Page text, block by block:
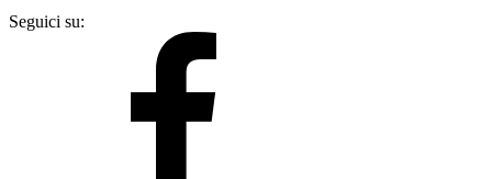
Seguici su: